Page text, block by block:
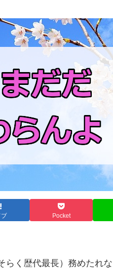
Pocket
く歴代最長）務めたれな